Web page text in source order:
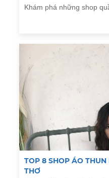
Khám phá những shop
TOP 8 SHOP ÁO
THƠ